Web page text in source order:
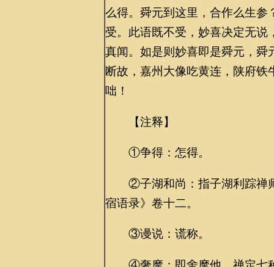
么得。舜元到这里，合作么生
受。此语既不受，妙喜决定无
真闻。如是则妙喜即是舜元，舜
断故，嘉州大像吃黄连，陕府
咄！
【注释】
①争得：怎得。
②子湖和尚：指子湖利踪禅师
宿语录》卷十二。
③谩说：谎称。